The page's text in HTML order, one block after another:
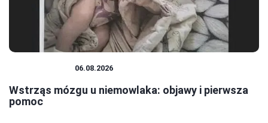
06.08.2026
Wstrząs mózgu u niemowlaka: objawy i pierwsza
pomoc